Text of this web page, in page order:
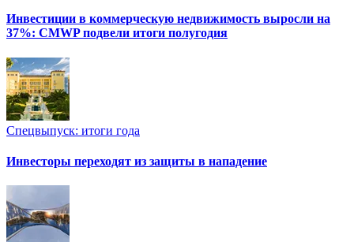
Инвестиции в коммерческую недвижимость выросли на
37%: CMWP подвели итоги полугодия
Спецвыпуск: итоги года
Инвесторы переходят из защиты в нападение